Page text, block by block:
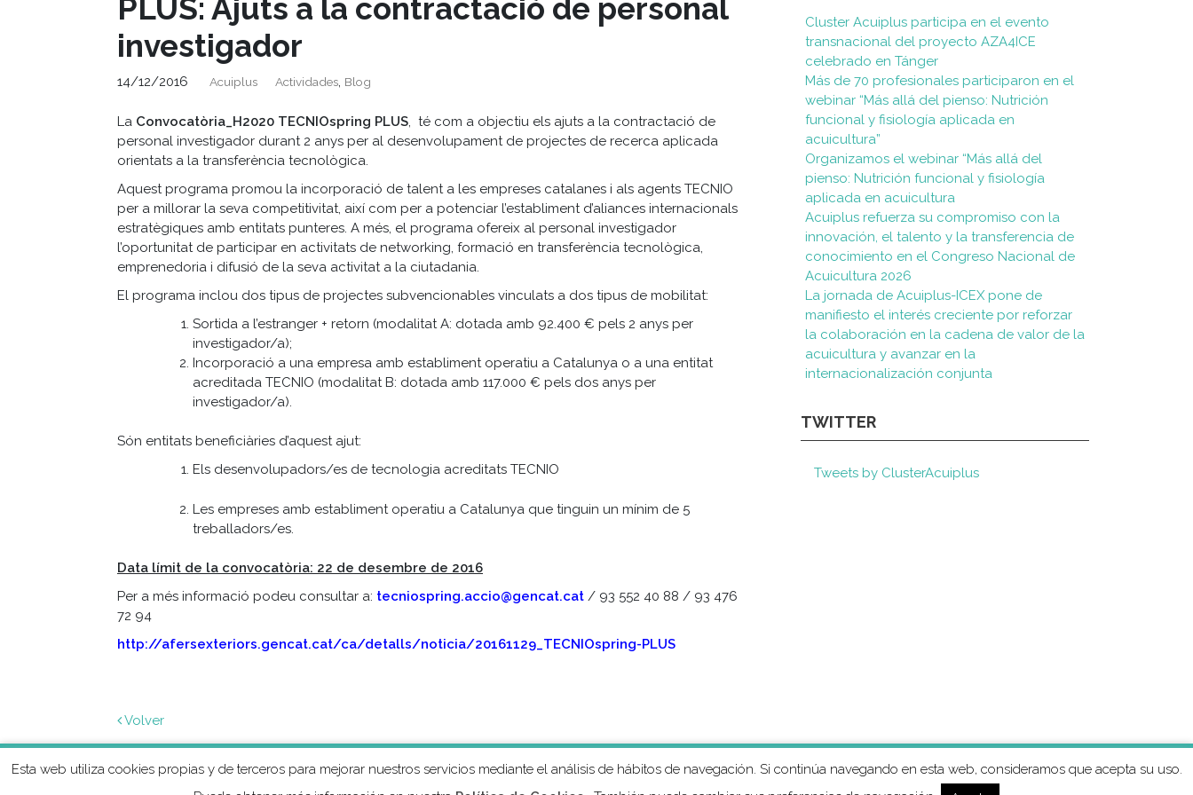
PLUS: Ajuts a la contractació de personal
investigador
14/12/2016 Acuiplus Actividades, Blog
La Convocatòria_H2020 TECNIOspring PLUS , té com a objectiu els ajuts a la contractació de
personal investigador durant 2 anys per al desenvolupament de projectes de recerca aplicada
orientats a la transferència tecnològica.
Aquest programa promou la incorporació de talent a les empreses catalanes i als agents TECNIO
per a millorar la seva competitivitat, així com per a potenciar l’establiment d’aliances internacionals
estratègiques amb entitats punteres. A més, el programa ofereix al personal investigador
l’oportunitat de participar en activitats de networking, formació en transferència tecnològica,
emprenedoria i difusió de la seva activitat a la ciutadania.
El programa inclou dos tipus de projectes subvencionables vinculats a dos tipus de mobilitat:
Sortida a l’estranger + retorn (modalitat A: dotada amb 92.400 € pels 2 anys per
investigador/a);
Incorporació a una empresa amb establiment operatiu a Catalunya o a una entitat
acreditada TECNIO (modalitat B: dotada amb 117.000 € pels dos anys per
investigador/a).
Són entitats beneficiàries d’aquest ajut:
Els desenvolupadors/es de tecnologia acreditats TECNIO
Les empreses amb establiment operatiu a Catalunya que tinguin un mínim de 5
treballadors/es.
Data límit de la convocatòria: 22 de desembre de 2016
Per a més informació podeu consultar a: tecniospring.accio@gencat.cat / 93 552 40 88 / 93 476
72 94
http://afersexteriors.gencat.cat/ca/detalls/noticia/20161129_TECNIOspring-PLUS
Volver
Cluster Acuiplus participa en el evento
transnacional del proyecto AZA4ICE
celebrado en Tánger
Más de 70 profesionales participaron en el
webinar “Más allá del pienso: Nutrición
funcional y fisiología aplicada en
acuicultura”
Organizamos el webinar “Más allá del
pienso: Nutrición funcional y fisiología
aplicada en acuicultura
Acuiplus refuerza su compromiso con la
innovación, el talento y la transferencia de
conocimiento en el Congreso Nacional de
Acuicultura 2026
La jornada de Acuiplus-ICEX pone de
manifiesto el interés creciente por reforzar
la colaboración en la cadena de valor de la
acuicultura y avanzar en la
internacionalización conjunta
TWITTER
Tweets by ClusterAcuiplus
Esta web utiliza cookies propias y de terceros para mejorar nuestros servicios mediante el análisis de hábitos de navegación. Si continúa navegando en esta web, consideramos que acepta su uso.